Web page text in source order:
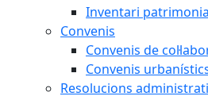
Inventari
Convenis
Convenis de
Convenis
Resolucions